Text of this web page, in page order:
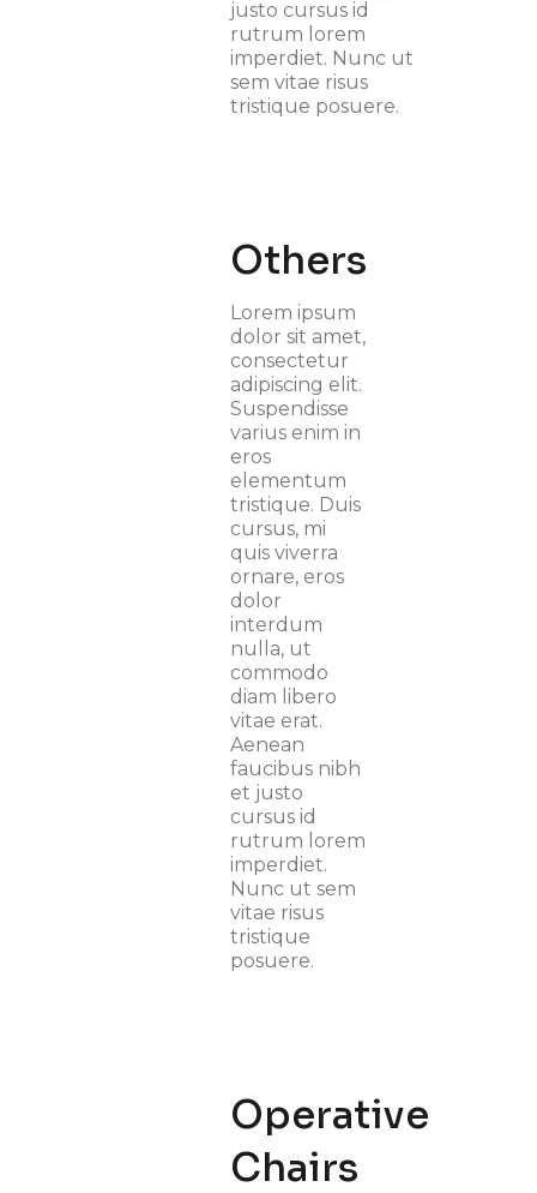
justo cursus id
rutrum lorem
imperdiet. Nunc ut
sem vitae risus
tristique posuere.
Others
Lorem ipsum
dolor sit amet,
consectetur
adipiscing elit.
Suspendisse
varius enim in
eros
elementum
tristique. Duis
cursus, mi
quis viverra
ornare, eros
dolor
interdum
nulla, ut
commodo
diam libero
vitae erat.
Aenean
faucibus nibh
et justo
cursus id
rutrum lorem
imperdiet.
Nunc ut sem
vitae risus
tristique
posuere.
Operative
Chairs